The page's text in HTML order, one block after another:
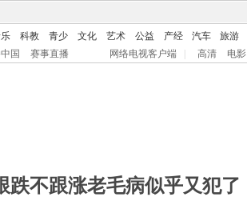
科教 青少 文化 艺术 公益 产经 汽车 旅游
国 赛事直播 网络电视客户端 高清 电影
跌不跟涨老毛病似乎又犯了